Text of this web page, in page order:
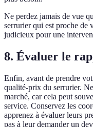
Ne perdez jamais de vue
serrurier qui est proche de
judicieux pour une
8. Évaluer le
Enfin, avant de prendre
qualité-prix du serrurier.
marché, car cela peut
service. Conservez les
apprenez à évaluer leurs
pas à leur demander un